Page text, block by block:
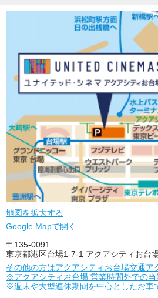
地図を拡大する
Google Mapで開く
〒135-0091
東京都港区台場1-7-1 アクアシティお台
その他の方はアクアシティお台場交通ア
※アクアシティお台場 営業時間外での
※週末や大型連休期間を中心としたお車